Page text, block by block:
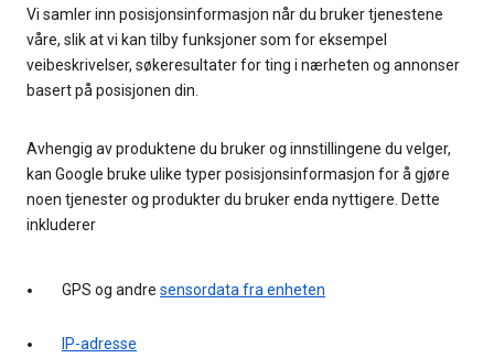
Vi samler inn posisjonsinformasjon når du bruker tjenestene
våre, slik at vi kan tilby funksjoner som for eksempel
veibeskrivelser, søkeresultater for ting i nærheten og annonser
basert på posisjonen din.
Avhengig av produktene du bruker og innstillingene du velger,
kan Google bruke ulike typer posisjonsinformasjon for å gjøre
noen tjenester og produkter du bruker enda nyttigere. Dette
inkluderer
GPS og andre sensordata fra enheten
IP-adresse